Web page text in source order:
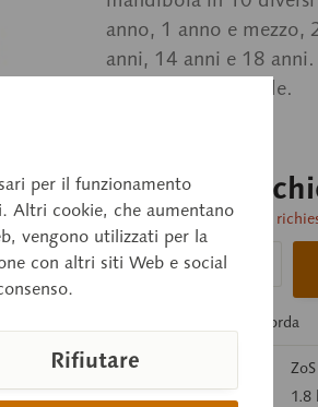
anno, 1 anno e mezzo,
anni, 14 anni e 18
singoli su base verde.
Prezzo su
Tempi di consegna su
Ricorda
Numero articolo:
Peso (Kg):
1.8
per il funzionamento
Altri cookie, che aumentano
vengono utilizzati per la
con altri siti Web e social
Rifiutare